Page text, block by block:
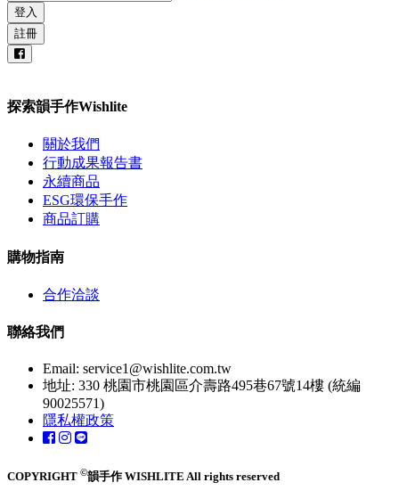
登入
註冊
探索韻手作Wishlite
關於我們
行動成果報告書
永續商品
ESG環保手作
商品訂購
購物指南
合作洽談
聯絡我們
Email: service1@wishlite.com.tw
地址: 330 桃園市桃園區介壽路495巷67號14樓 (統編
90025571)
隱私權政策
COPYRIGHT ©韻手作 WISHLITE All rights reserved